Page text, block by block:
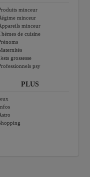
minceur
minceur
minceur
de cuisine
grossesse
psy
PLUS